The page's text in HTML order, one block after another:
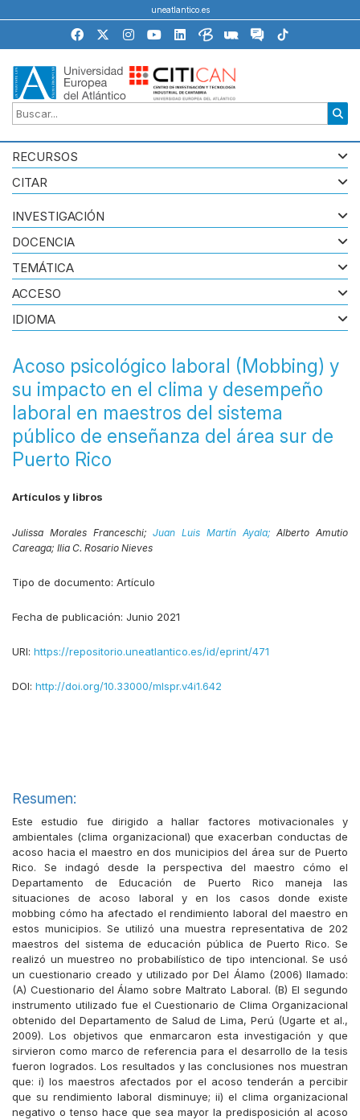
uneatlantico.es
RECURSOS
CITAR
Acoso psicológico laboral (Mobbing) y
su impacto en el clima y desempeño
laboral en maestros del sistema
público de enseñanza del área sur de
Puerto Rico
Artículos y libros
Julissa Morales Franceschi;Juan Luis Martín Ayala;Alberto Amutio
Careaga; Ilia C. Rosario Nieves
Tipo de documento: Artículo
Fecha de publicación: Junio 2021
URI: https://repositorio.uneatlantico.es/id/eprint/471
DOI: http://doi.org/10.33000/mlspr.v4i1.642
Resumen:
Este estudio fue dirigido a hallar factores motivacionales y
ambientales (clima organizacional) que exacerban conductas de
acoso hacia el maestro en dos municipios del área sur de Puerto
Rico. Se indagó desde la perspectiva del maestro cómo el
Departamento de Educación de Puerto Rico maneja las
situaciones de acoso laboral y en los casos donde existe
mobbing cómo ha afectado el rendimiento laboral del maestro en
estos municipios. Se utilizó una muestra representativa de 202
maestros del sistema de educación pública de Puerto Rico. Se
realizó un muestreo no probabilístico de tipo intencional. Se usó
un cuestionario creado y utilizado por Del Álamo (2006) llamado:
(A) Cuestionario del Álamo sobre Maltrato Laboral. (B) El segundo
instrumento utilizado fue el Cuestionario de Clima Organizacional
obtenido del Departamento de Salud de Lima, Perú (Ugarte et al.,
2009). Los objetivos que enmarcaron esta investigación y que
sirvieron como marco de referencia para el desarrollo de la tesis
fueron logrados. Los resultados y las conclusiones nos muestran
que: i) los maestros afectados por el acoso tenderán a percibir
que su rendimiento laboral disminuye; ii) el clima organizacional
negativo o tenso hace que sea mayor la predisposición al acoso
INVESTIGACIÓN
DOCENCIA
TEMÁTICA
ACCESO
IDIOMA